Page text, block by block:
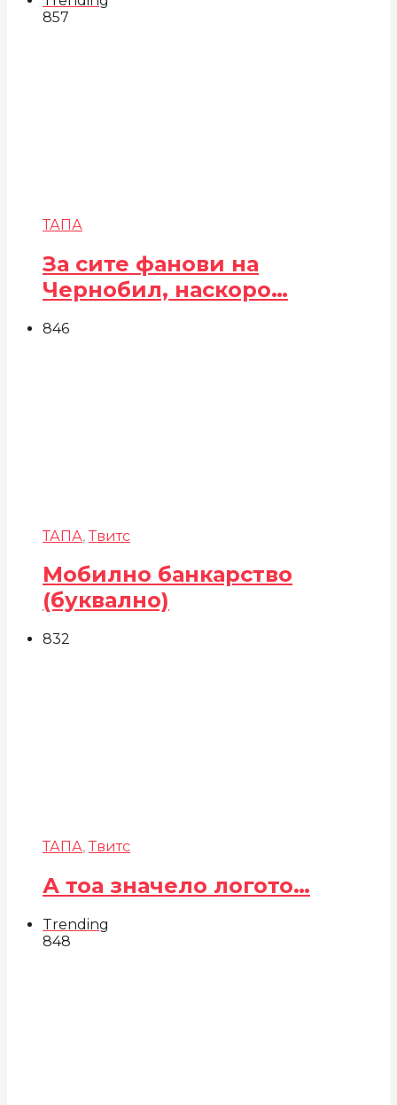
857
ТАПА
За сите фанови на
Чернобил, наскоро…
846
ТАПА, Твитс
Мобилно банкарство
(буквално)
832
ТАПА, Твитс
А тоа значело логото…
Trending
848